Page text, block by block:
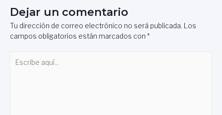
Dejar un comentario
Tu dirección de correo electrónico no será publicada. Los
campos obligatorios están marcados con *
aquí...